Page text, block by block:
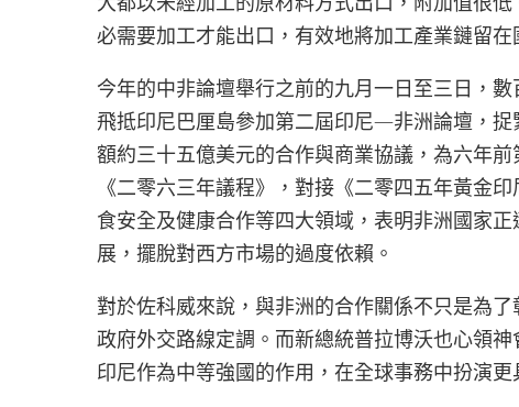
必需要加工才能出口，有效地將加工產業鏈留
今年的中非論壇舉行之前的九月一日至三日，
飛抵印尼巴厘島參加第二屆印尼—非洲論壇，
額約三十五億美元的合作與商業協議，為六年
《二零六三年議程》，對接《二零四五年黃金
食安全及健康合作等四大領域，表明非洲國家
展，擺脫對西方市場的過度依賴。
對於佐科威來說，與非洲的合作關係不只是為
政府外交路線定調。而新總統普拉博沃也心領
印尼作為中等強國的作用，在全球事務中扮演更